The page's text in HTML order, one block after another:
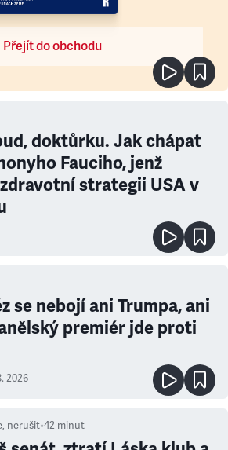
Přejít do obchodu
doktůrku. Jak chápat
Fauciho, jenž
strategii USA v
se nebojí ani Trumpa, ani
premiér jde proti
2026
nerušit•42 minut